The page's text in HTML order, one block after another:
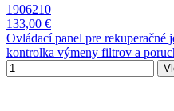
1906210
133,00 €
Ovládací panel pre rekuperačné
kontrolka výmeny filtrov a